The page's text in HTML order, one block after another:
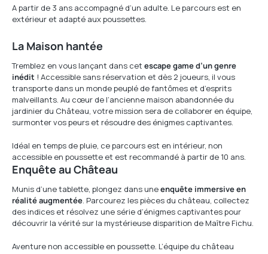
A partir de 3 ans accompagné d’un adulte. Le parcours est en
extérieur et adapté aux poussettes.
La Maison hantée
Tremblez en vous lançant dans cet escape game d’un genre
inédit ! Accessible sans réservation et dès 2 joueurs, il vous
transporte dans un monde peuplé de fantômes et d’esprits
malveillants. Au cœur de l’ancienne maison abandonnée du
jardinier du Château, votre mission sera de collaborer en équipe,
surmonter vos peurs et résoudre des énigmes captivantes.
Idéal en temps de pluie, ce parcours est en intérieur, non
accessible en poussette et est recommandé à partir de 10 ans.
Enquête au Château
Munis d’une tablette, plongez dans uneenquête immersive en
réalité augmentée . Parcourez les pièces du château, collectez
des indices et résolvez une série d’énigmes captivantes pour
découvrir la vérité sur la mystérieuse disparition de Maître Fichu.
Aventure non accessible en poussette. L’équipe du château